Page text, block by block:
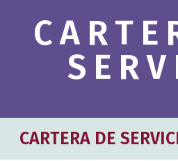
CARTERA DE